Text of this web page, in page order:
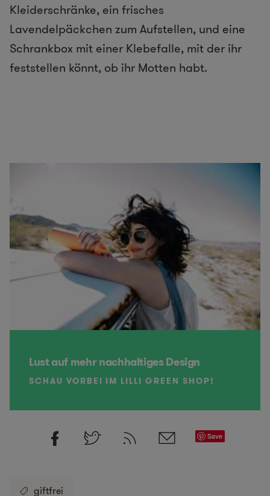
Kleiderschränke, ein frisches
Lavendelpäckchen zum Aufstellen, und eine
Schrankbox mit einer Klebefalle, mit der ihr
feststellen könnt, ob ihr Motten habt.
Lust auf mehr nachhaltiges Design
SCHAU VORBEI IM LILLI GREEN SHOP!
Save
giftfrei